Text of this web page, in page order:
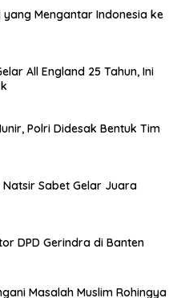
yang Mengantar Indonesia ke
All England 25 Tahun, Ini
Polri Didesak Bentuk Tim
Sabet Gelar Juara
DPD Gerindra di Banten
Masalah Muslim Rohingya